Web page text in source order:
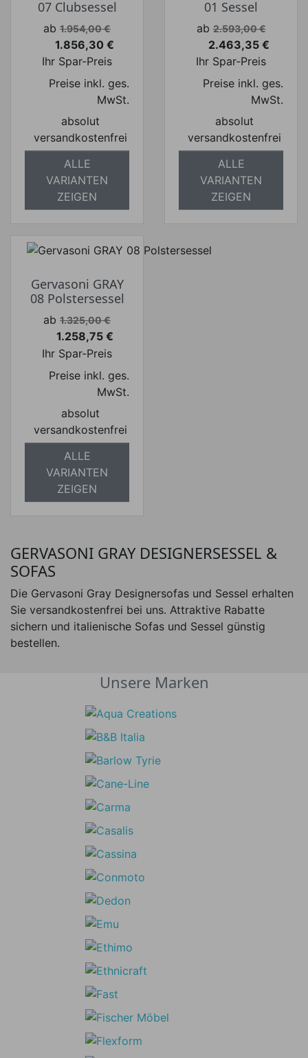
07 Clubsessel
Verkaufspreis
ab 1.954,00 €
Preis
1.856,30 €
Ihr Spar-Preis
Preise inkl. ges.
MwSt.
absolut
versandkostenfrei
ALLE
VARIANTEN
ZEIGEN
01 Sessel
Verkaufspreis
ab 2.593,00 €
Preis
2.463,35 €
Ihr Spar-Preis
Preise inkl. ges.
MwSt.
absolut
versandkostenfrei
ALLE
VARIANTEN
ZEIGEN
Gervasoni GRAY
08 Polstersessel
Verkaufspreis
ab 1.325,00 €
Preis
1.258,75 €
Ihr Spar-Preis
Preise inkl. ges.
MwSt.
absolut
versandkostenfrei
ALLE
VARIANTEN
ZEIGEN
GERVASONI GRAY DESIGNERSESSEL &
SOFAS
Die Gervasoni Gray Designersofas und Sessel erhalten
Sie versandkostenfrei bei uns. Attraktive Rabatte
sichern und italienische Sofas und Sessel günstig
bestellen.
Unsere Marken